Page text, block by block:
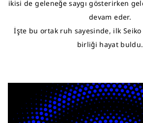
ikisi de geleneğe saygı gösterirken
devam eder.
İşte bu ortak ruh sayesinde, ilk Seiko
birliği hayat buldu.